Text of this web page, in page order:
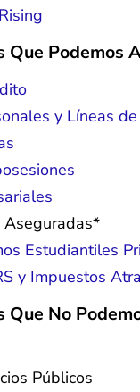
Que Podemos
y Líneas
Aseguradas*
Estudiantiles
y Impuestos
Que No
Públicos